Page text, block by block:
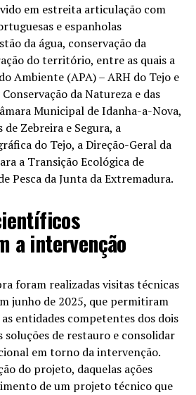
em estreita articulação com
e espanholas
da água, conservação da
do território, entre as quais a
Ambiente (APA) – ARH do Tejo e
da Natureza e das
Municipal de Idanha-a-Nova,
de Zebreira e Segura, a
do Tejo, a Direção-Geral da
a Transição Ecológica de
Pesca da Junta da Extremadura.
a intervenção
foram realizadas visitas técnicas
junho de 2025, que permitiram
entidades competentes dos dois
soluções de restauro e consolidar
em torno da intervenção.
do projeto, daquelas ações
de um projeto técnico que